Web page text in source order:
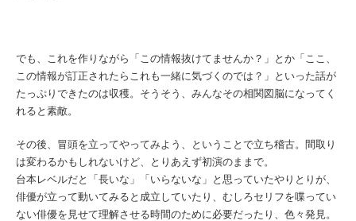
でも、これを作りながら「この情報抜けてませんか？」とか「ここ、
この情報が訂正されたらこれも一緒に気づくのでは？」といった話が
たっぷりできたのは収穫。そうそう、みんなその相関図脳になってく
れると素敵。
その後、冒頭を立ってやってみよう、ということで立ち稽古。間取り
は変わるかもしれないけど、とりあえず初演のままで。
台本レベルだと「長いな」「いらないな」と思っていたやりとりが、
俳優が立って動いてみると成立していたり、むしろセリフを喋ってい
ない俳優を見せて理解させる時間のために必要だったり、色々発見。